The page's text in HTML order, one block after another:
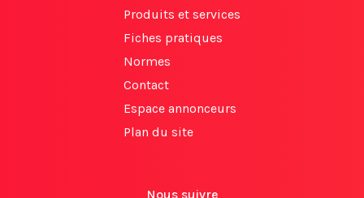
Produits et services
Fiches pratiques
Normes
Contact
Espace annonceurs
Plan du site
Nous suivre